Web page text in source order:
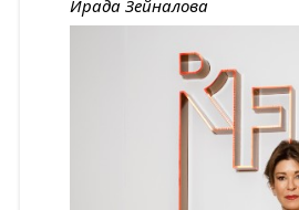
Ирада Зейналова